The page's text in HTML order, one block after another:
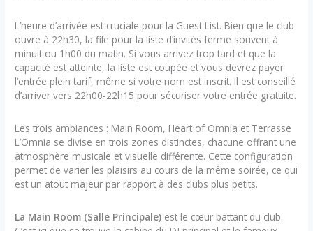
L’heure d’arrivée est cruciale pour la Guest List. Bien que le club
ouvre à 22h30, la file pour la liste d’invités ferme souvent à
minuit ou 1h00 du matin. Si vous arrivez trop tard et que la
capacité est atteinte, la liste est coupée et vous devrez payer
l’entrée plein tarif, même si votre nom est inscrit. Il est conseillé
d’arriver vers 22h00-22h15 pour sécuriser votre entrée gratuite.
Les trois ambiances : Main Room, Heart of Omnia et Terrasse
L’Omnia se divise en trois zones distinctes, chacune offrant une
atmosphère musicale et visuelle différente. Cette configuration
permet de varier les plaisirs au cours de la même soirée, ce qui
est un atout majeur par rapport à des clubs plus petits.
La Main Room (Salle Principale) est le cœur battant du club.